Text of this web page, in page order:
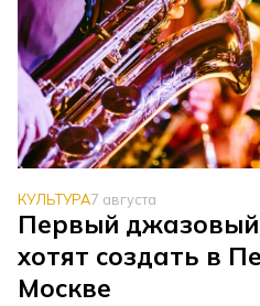
КУЛЬТУРА7 августа
Первый джазовый
хотят создать в
Москве